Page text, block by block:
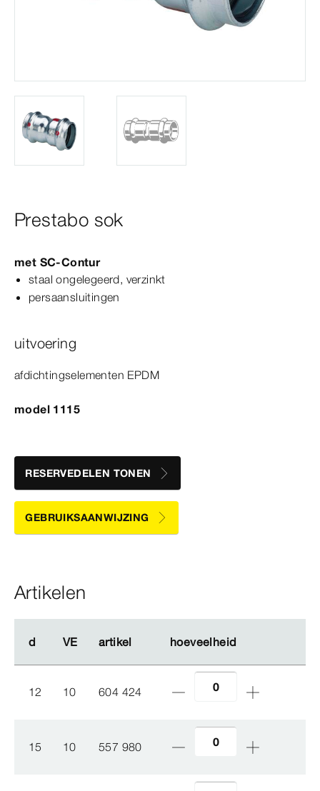
Prestabo sok
met SC‑Contur
staal ongelegeerd, verzinkt
persaansluitingen
uitvoering
afdichtingselementen EPDM
model 1115
RESERVEDELEN TONEN
GEBRUIKSAANWIJZING
Artikelen
d VE artikel hoeveelheid
d VE artikel hoeveelheid
12 10 604 424
15 10 557 980